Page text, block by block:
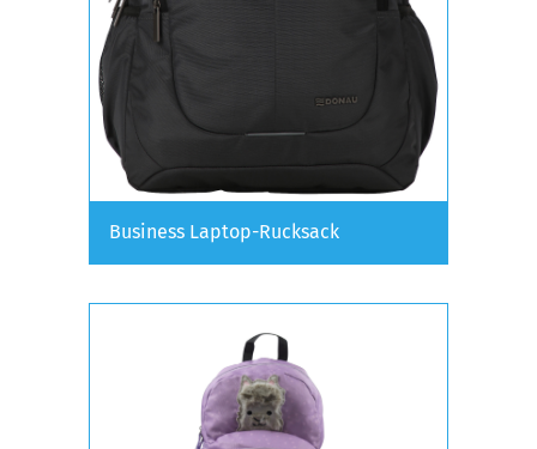
Business Laptop-Rucksack